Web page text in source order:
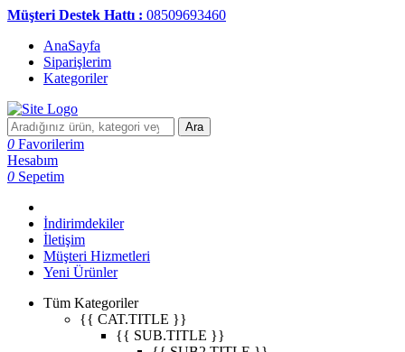
Müşteri Destek Hattı : 08509693460
AnaSayfa
Siparişlerim
Kategoriler
Ara
0 Favorilerim
Hesabım
0 Sepetim
İndirimdekiler
İletişim
Müşteri Hizmetleri
Yeni Ürünler
Tüm Kategoriler
{{ CAT.TITLE }}
{{ SUB.TITLE }}